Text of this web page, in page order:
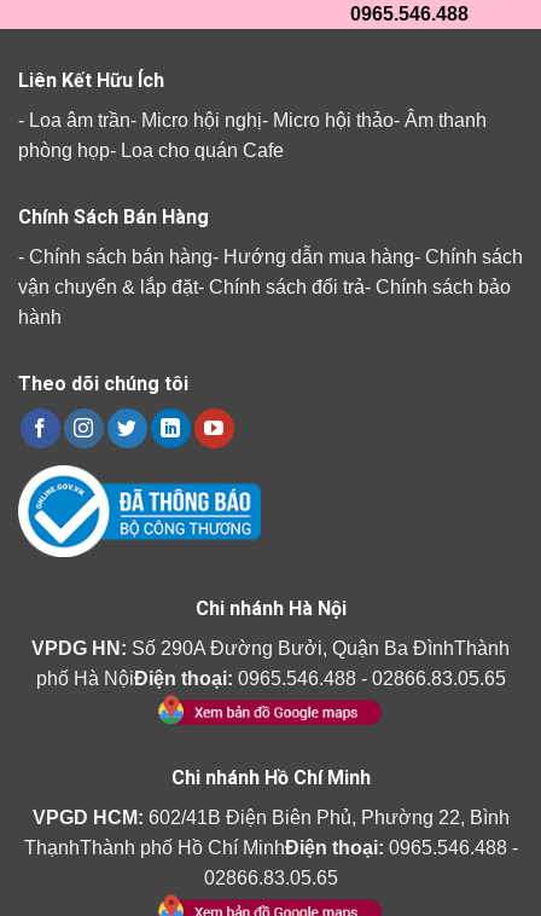
0965.546.488
Liên Kết Hữu Ích
- Loa âm trần- Micro hội nghị- Micro hội thảo- Âm thanh
phòng họp- Loa cho quán Cafe
Chính Sách Bán Hàng
- Chính sách bán hàng- Hướng dẫn mua hàng- Chính sách
vận chuyển & lắp đặt- Chính sách đổi trả- Chính sách bảo
hành
Theo dõi chúng tôi
Chi nhánh Hà Nội
VPDG HN: Số 290A Đường Bưởi, Quận Ba ĐìnhThành
phố Hà NộiĐiện thoại: 0965.546.488 - 02866.83.05.65
Chi nhánh Hồ Chí Minh
VPGD HCM: 602/41B Điện Biên Phủ, Phường 22, Bình
ThạnhThành phố Hồ Chí MinhĐiện thoại: 0965.546.488 -
02866.83.05.65